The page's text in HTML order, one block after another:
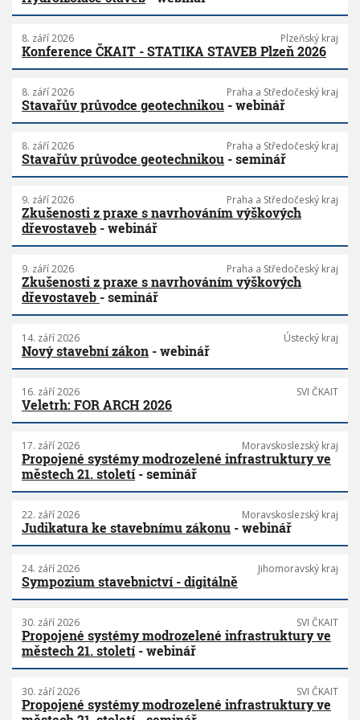
8. září 2026 Plzeňský kraj
Konference ČKAIT - STATIKA STAVEB Plzeň 2026
8. září 2026 Praha a Středočeský kraj
Stavařův průvodce geotechnikou - webinář
8. září 2026 Praha a Středočeský kraj
Stavařův průvodce geotechnikou - seminář
9. září 2026 Praha a Středočeský kraj
Zkušenosti z praxe s navrhováním výškových
dřevostaveb - webinář
9. září 2026 Praha a Středočeský kraj
Zkušenosti z praxe s navrhováním výškových
dřevostaveb - seminář
14. září 2026 Ústecký kraj
Nový stavební zákon - webinář
16. září 2026 SVI ČKAIT
Veletrh: FOR ARCH 2026
17. září 2026 Moravskoslezský kraj
Propojené systémy modrozelené infrastruktury ve
městech 21. století- seminář
22. září 2026 Moravskoslezský kraj
Judikatura ke stavebnímu zákonu - webinář
24. září 2026 Jihomoravský kraj
Sympozium stavebnictví - digitálně
30. září 2026 SVI ČKAIT
Propojené systémy modrozelené infrastruktury ve
městech 21. století- webinář
30. září 2026 SVI ČKAIT
Propojené systémy modrozelené infrastruktury ve